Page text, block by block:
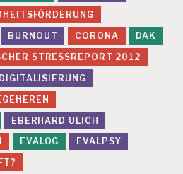
BURNOUT CORONA
DAK
STRESSREPORT 2012
DIGITALISIERUNG
EBERHARD ULICH
EVALOG
EVALPSY